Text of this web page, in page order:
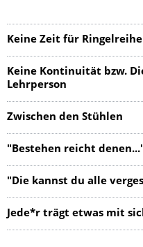
Keine Zeit für
Keine Kontinuität bzw.
Lehrperson
Zwischen den Stühlen
"Bestehen reicht
"Die kannst du alle
Jede*r trägt etwas mit